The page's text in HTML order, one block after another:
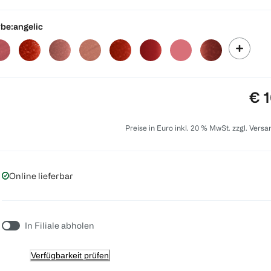
angelic
€
Preise in Euro inkl. 20 % MwSt. zzgl.
Online lieferbar
In Filiale abholen
Verfügbarkeit prüfen